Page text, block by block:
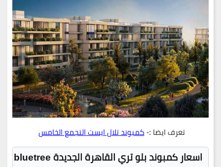
تعرف ايضا :-كمبوند تلال ايست التجمع الخامس
اسعار كمبوند بلو تري القاهرة الجديدة bluetree